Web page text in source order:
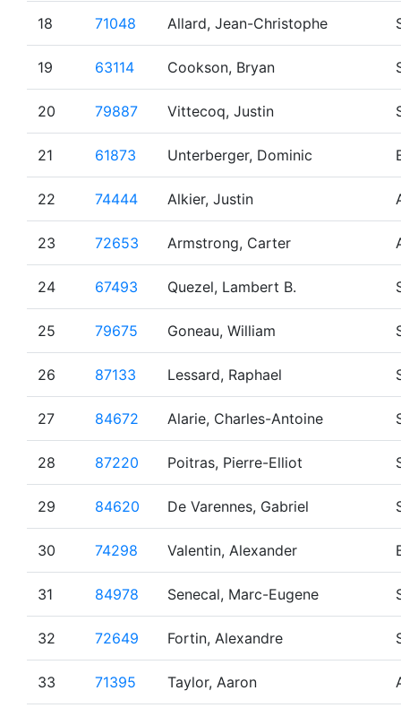
18 71048 Allard, Jean-Christophe
19 63114 Cookson, Bryan
20 79887 Vittecoq, Justin
21 61873 Unterberger, Dominic
22 74444 Alkier, Justin
23 72653 Armstrong, Carter
24 67493 Quezel, Lambert B.
25 79675 Goneau, William
26 87133 Lessard, Raphael
27 84672 Alarie, Charles-Antoine
28 87220 Poitras, Pierre-Elliot
29 84620 De Varennes, Gabriel
30 74298 Valentin, Alexander
31 84978 Senecal, Marc-Eugene
32 72649 Fortin, Alexandre
33 71395 Taylor, Aaron